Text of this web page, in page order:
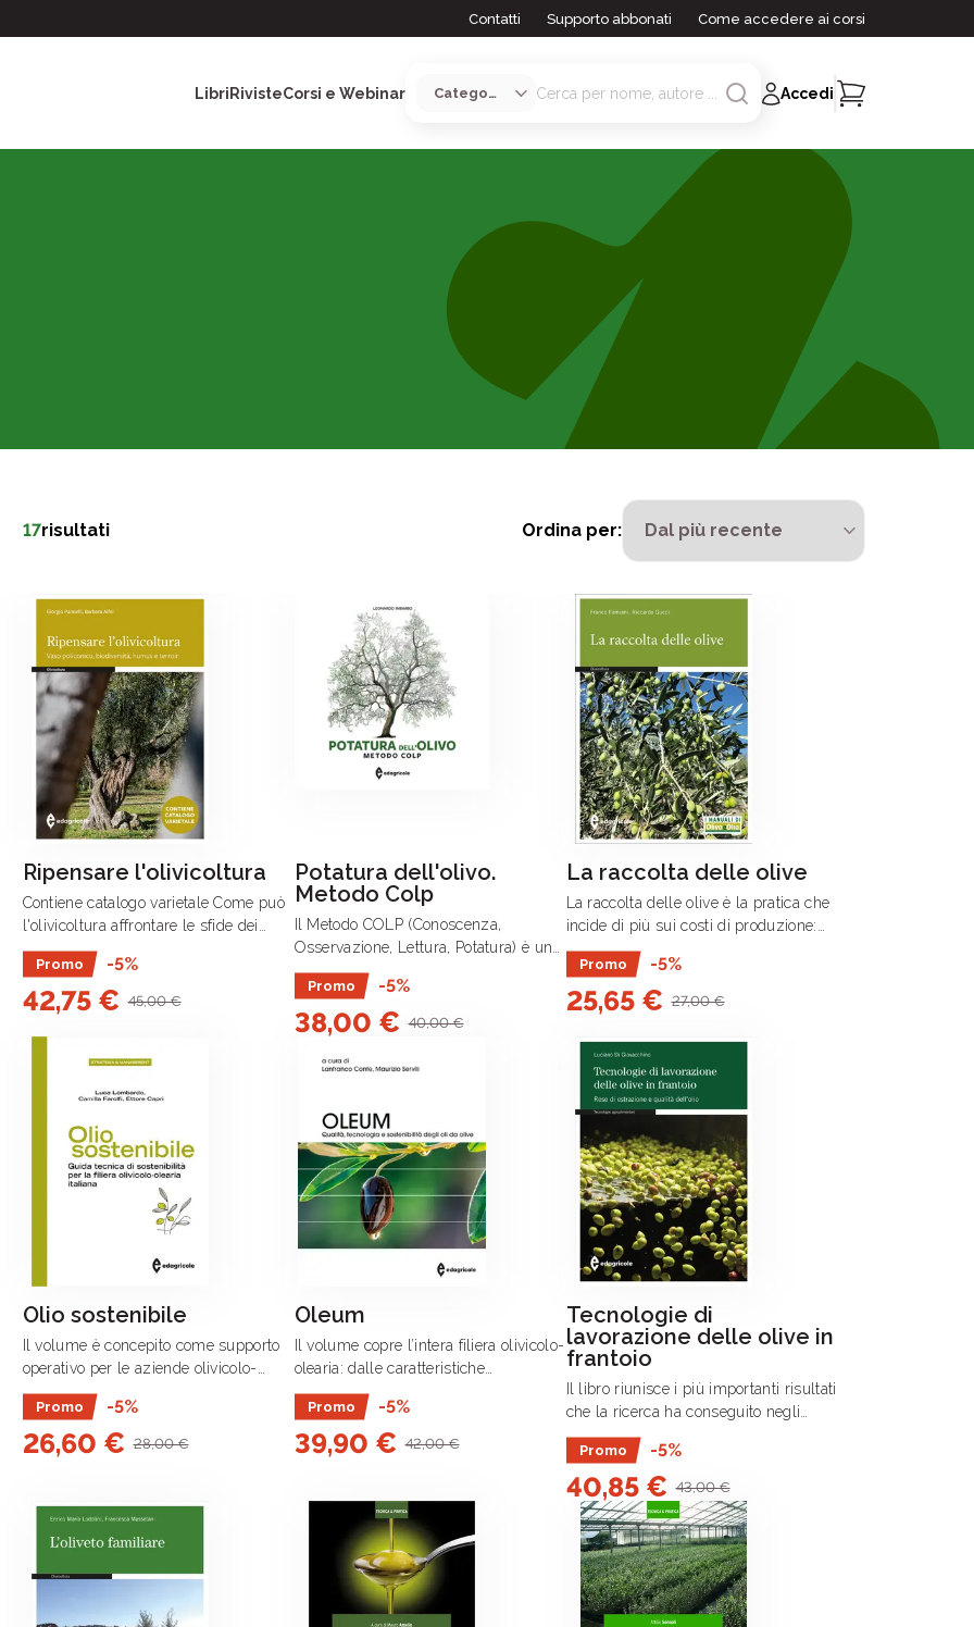
Contatti Supporto abbonati Come accedere ai corsi
LibriRivisteCorsi e Webinar Accedi
17risultati Ordina per:
Ripensare l'olivicoltura
Contiene catalogo varietale Come può
l'olivicoltura affrontare le sfide dei
cambiamenti climatici, della
sostenibilità economica e della
crescente richiesta di qualità? Questo .
Promo -5%
42,75 € 45,00 €
Potatura dell'olivo.
Metodo Colp
Il Metodo COLP (Conoscenza,
Osservazione, Lettura, Potatura) è una
forma di allevamento cespugliata
piramidale dove ogni parte di pianta
dialoga in equilibrio con le altre.
Promo -5%
38,00 € 40,00 €
La raccolta delle olive
La raccolta delle olive è la pratica che
incide di più sui costi di produzione:
stabilire l’epoca della sua esecuzione e
le modalità con cui viene effettuata
assume .
Promo -5%
25,65 € 27,00 €
Olio sostenibile
Il volume è concepito come supporto
operativo per le aziende olivicolo-
olearie che intendano migliorare la
sostenibilità ambientale, sociale ed
economica dei processi e dei prodotti .
Promo -5%
26,60 € 28,00 €
Oleum
Il volume copre l’intera filiera olivicolo-
olearia: dalle caratteristiche
compositive alla qualità dell’olio vista
in relazione alle variabili agronomiche
e tecnologiche di .
Promo -5%
39,90 € 42,00 €
Tecnologie di
lavorazione delle olive in
frantoio
Il libro riunisce i più importanti risultati
che la ricerca ha conseguito negli
ultimi anni nello studio dei vari sistemi
meccanici utilizzati negli oleifici
industriali e dei relativi .
Promo -5%
40,85 € 43,00 €